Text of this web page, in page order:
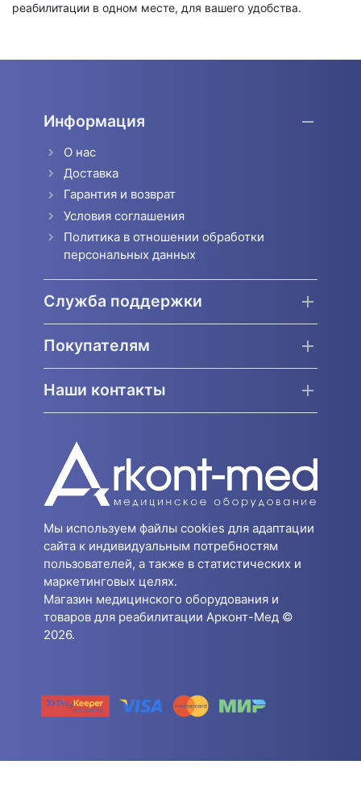
реабилитации в одном месте, для вашего удобства.
Информация
О нас
Доставка
Гарантия и возврат
Условия соглашения
Политика в отношении обработки
персональных данных
Служба поддержки
Покупателям
Наши контакты
Мы используем файлы cookies для адаптации
сайта к индивидуальным потребностям
пользователей, а также в статистических и
маркетинговых целях.
Магазин медицинского оборудования и
товаров для реабилитации Арконт-Мед ©
2026.